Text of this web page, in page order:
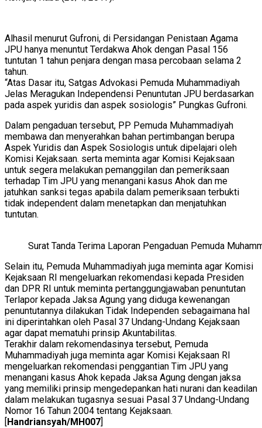
Alhasil menurut Gufroni, di Persidangan Penistaan Agama
JPU hanya menuntut Terdakwa Ahok dengan Pasal 156
tuntutan 1 tahun penjara dengan masa percobaan selama 2
tahun.
“Atas Dasar itu, Satgas Advokasi Pemuda Muhammadiyah
Jelas Meragukan Independensi Penuntutan JPU berdasarkan
pada aspek yuridis dan aspek sosiologis” Pungkas Gufroni.
Dalam pengaduan tersebut, PP Pemuda Muhammadiyah
membawa dan menyerahkan bahan pertimbangan berupa
Aspek Yuridis dan Aspek Sosiologis untuk dipelajari oleh
Komisi Kejaksaan. serta meminta agar Komisi Kejaksaan
untuk segera melakukan pemanggilan dan pemeriksaan
terhadap Tim JPU yang menangani kasus Ahok dan me
jatuhkan sanksi tegas apabila dalam pemeriksaan terbukti
tidak independent dalam menetapkan dan menjatuhkan
tuntutan.
Surat Tanda Terima Laporan Pengaduan Pemuda
Selain itu, Pemuda Muhammadiyah juga meminta agar Komisi
Kejaksaan RI mengeluarkan rekomendasi kepada Presiden
dan DPR RI untuk meminta pertanggungjawaban penuntutan
Terlapor kepada Jaksa Agung yang diduga kewenangan
penuntutannya dilakukan Tidak Independen sebagaimana hal
ini diperintahkan oleh Pasal 37 Undang-Undang Kejaksaan
agar dapat mematuhi prinsip Akuntabilitas.
Terakhir dalam rekomendasinya tersebut, Pemuda
Muhammadiyah juga meminta agar Komisi Kejaksaan RI
mengeluarkan rekomendasi penggantian Tim JPU yang
menangani kasus Ahok kepada Jaksa Agung dengan jaksa
yang memiliki prinsip mengedepankan hati nurani dan keadilan
dalam melakukan tugasnya sesuai Pasal 37 Undang-Undang
Nomor 16 Tahun 2004 tentang Kejaksaan.
[Handriansyah/MH007]